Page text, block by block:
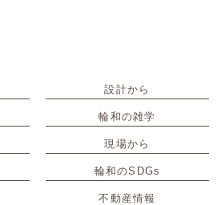
設計から
輪和の雑学
現場から
輪和のSDGs
不動産情報